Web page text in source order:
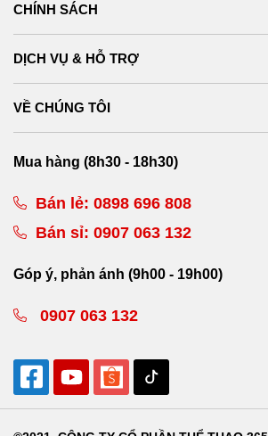
CHÍNH SÁCH
DỊCH VỤ & HỖ TRỢ
VỀ CHÚNG TÔI
Mua hàng (8h30 - 18h30)
Bán lẻ: 0898 696 808
Bán sỉ: 0907 063 132
Góp ý, phản ánh (9h00 - 19h00)
0907 063 132